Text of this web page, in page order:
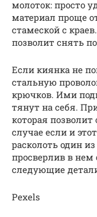
молоток: просто
материал проще
стамеской с
позволит снять
Если киянка не
стальную
крючков. Ими
тянут на себя.
которая
случае если и
расколоть один
просверлив в нем
следующие
Pexels